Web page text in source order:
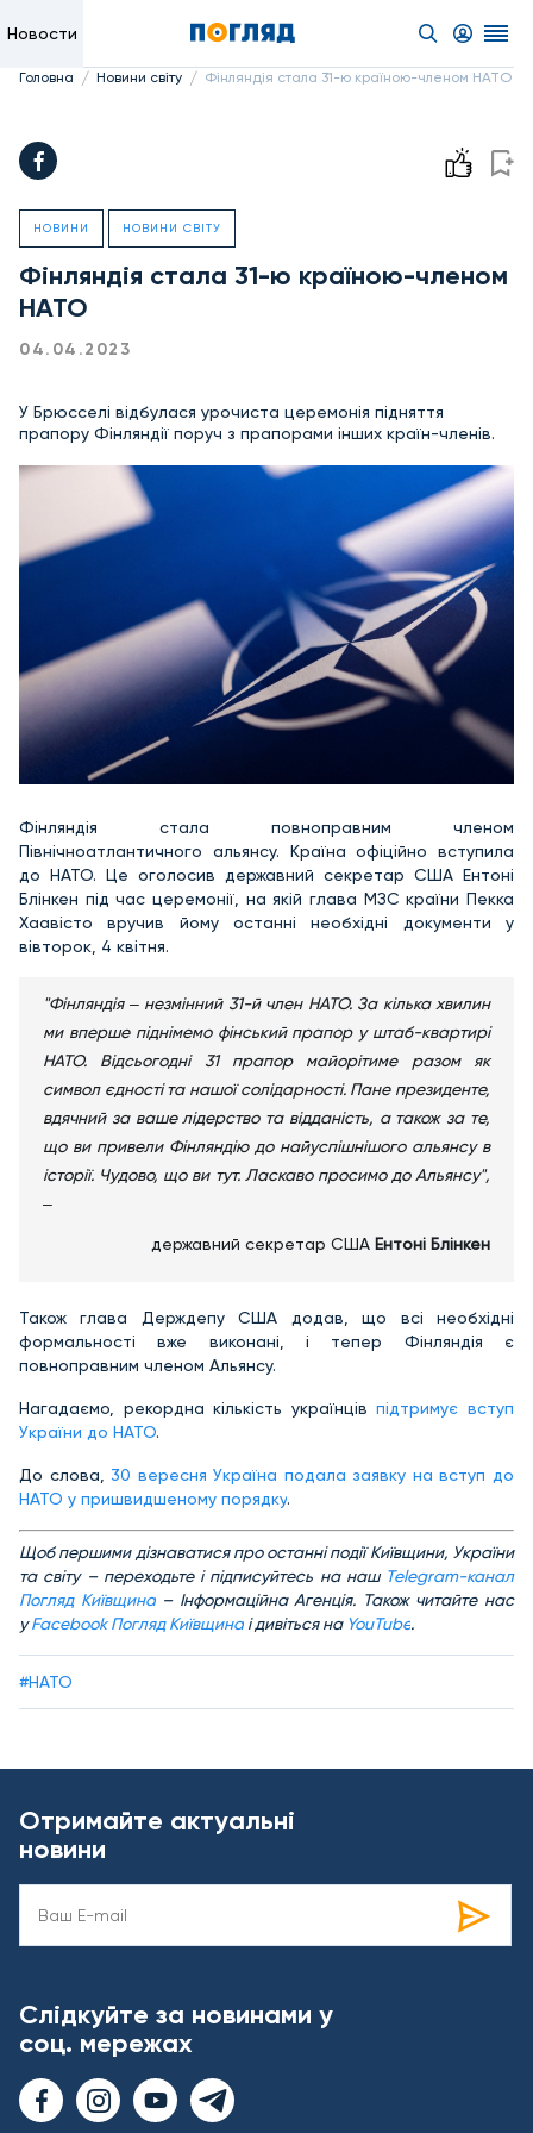
Новости
Головна / Новини світу / Фінляндія стала 31-ю країною-членом НАТО
НОВИНИ НОВИНИ СВІТУ
Фінляндія стала 31-ю країною-членом
НАТО
04.04.2023
У Брюсселі відбулася урочиста церемонія підняття
прапору Фінляндії поруч з прапорами інших країн-членів.
Фінляндія стала повноправним членом
Північноатлантичного альянсу. Країна офіційно вступила
до НАТО. Це оголосив державний секретар США Ентоні
Блінкен під час церемонії, на якій глава МЗС країни Пекка
Хаавісто вручив йому останні необхідні документи у
вівторок, 4 квітня.
"Фінляндія ‒ незмінний 31-й член НАТО. За кілька хвилин
ми вперше піднімемо фінський прапор у штаб-квартирі
НАТО. Відсьогодні 31 прапор майорітиме разом як
символ єдності та нашої солідарності. Пане президенте,
вдячний за ваше лідерство та відданість, а також за те,
що ви привели Фінляндію до найуспішнішого альянсу в
історії. Чудово, що ви тут. Ласкаво просимо до Альянсу",
‒
державний секретар США Ентоні Блінкен
Також глава Держдепу США додав, що всі необхідні
формальності вже виконані, і тепер Фінляндія є
повноправним членом Альянсу.
Нагадаємо, рекордна кількість українцівпідтримує вступ
України до НАТО.
До слова, 30 вересня Україна подала заявку на вступ до
НАТО у пришвидшеному порядку.
Щоб першими дізнаватися про останні події Київщини, України
та світу – переходьте і підписуйтесь на наш Telegram-канал
Погляд Київщина– Інформаційна Агенція. Також читайте нас
уFacebook Погляд Київщина і дивіться на YouTube.
#НАТО
Отримайте актуальні
новини
Слідкуйте за новинами у
соц. мережах